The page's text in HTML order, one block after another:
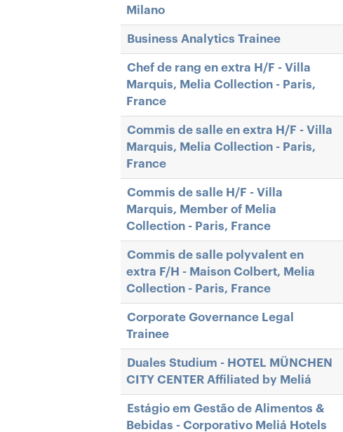
Milano
Business Analytics Trainee
Chef de rang en extra H/F - Villa
Marquis, Melia Collection - Paris,
France
Commis de salle en extra H/F - Villa
Marquis, Melia Collection - Paris,
France
Commis de salle H/F - Villa
Marquis, Member of Melia
Collection - Paris, France
Commis de salle polyvalent en
extra F/H - Maison Colbert, Melia
Collection - Paris, France
Corporate Governance Legal
Trainee
Duales Studium - HOTEL MÜNCHEN
CITY CENTER Affiliated by Meliá
Estágio em Gestão de Alimentos &
Bebidas - Corporativo Meliá Hotels